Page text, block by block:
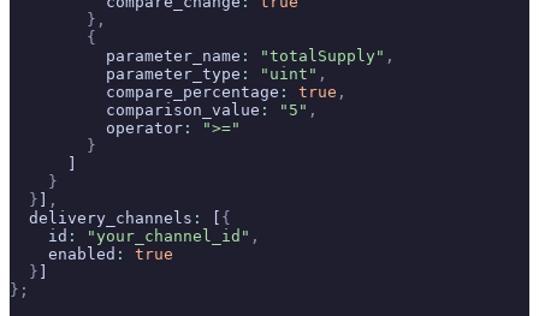
        },
        {
          parameter_name
: "totalSupply" ,
          parameter_type
: "uint" ,
          compare_percentage
: true ,
          comparison_value
: "5" ,
          operator
:
">="
        }
    }
  }
,
  delivery_channels
:
{
    id
: "your_channel_id" ,
    enabled
:
true
  }
};